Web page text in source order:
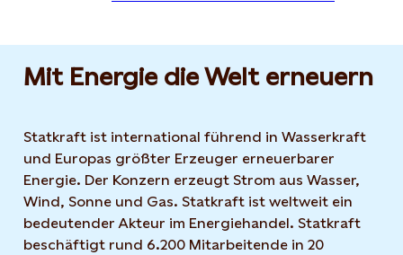
Mit Energie die Welt erneuern
Statkraft ist international führend in Wasserkraft
und Europas größter Erzeuger erneuerbarer
Energie. Der Konzern erzeugt Strom aus Wasser,
Wind, Sonne und Gas. Statkraft ist weltweit ein
bedeutender Akteur im Energiehandel. Statkraft
beschäftigt rund 6.200 Mitarbeitende in 20